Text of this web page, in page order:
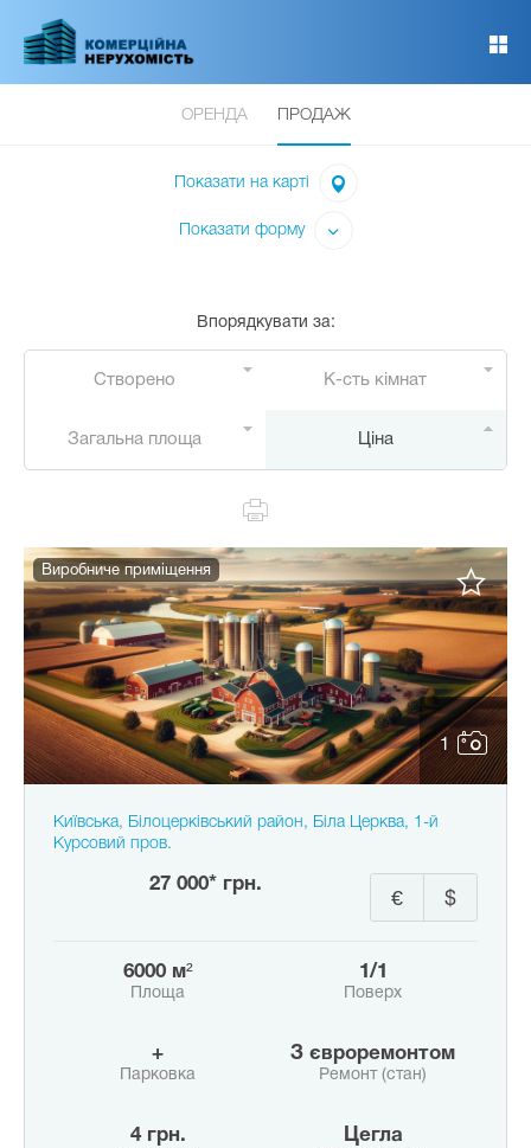
основного
ОРЕНДА ПРОДАЖ
Показати на карті
Показати форму
Впорядкувати за:
Створено К-сть кімнат
Загальна площа Ціна
1
Виробниче приміщення
Київська, Білоцерківський район, Біла Церква, 1-й
Курсовий пров.
27 000* грн.
$
€
6000 м²
Площа
1/1
Поверх
+
Парковка
з євроремонтом
Ремонт (стан)
4 грн. Цегла